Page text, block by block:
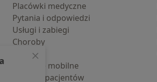
Placówki medyczne
Pytania i odpowiedzi
Usługi i zabiegi
Choroby
Pomoc
Aplikacje mobilne
Blog dla pacjentów